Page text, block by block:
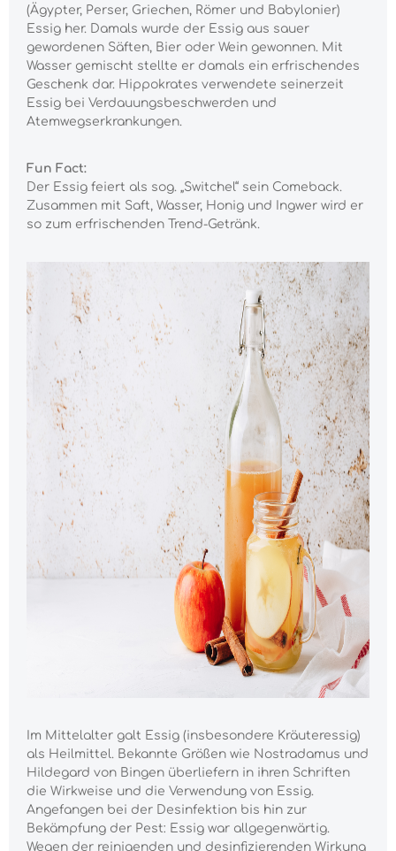
(Ägypter, Perser, Griechen, Römer und Babylonier)
Essig her. Damals wurde der Essig aus sauer
gewordenen Säften, Bier oder Wein gewonnen. Mit
Wasser gemischt stellte er damals ein erfrischendes
Geschenk dar. Hippokrates verwendete seinerzeit
Essig bei Verdauungsbeschwerden und
Atemwegserkrankungen.
Fun Fact:
Der Essig feiert als sog. „Switchel“ sein Comeback.
Zusammen mit Saft, Wasser, Honig und Ingwer wird er
so zum erfrischenden Trend-Getränk.
Im Mittelalter galt Essig (insbesondere Kräuteressig)
als Heilmittel. Bekannte Größen wie Nostradamus und
Hildegard von Bingen überliefern in ihren Schriften
die Wirkweise und die Verwendung von Essig.
Angefangen bei der Desinfektion bis hin zur
Bekämpfung der Pest: Essig war allgegenwärtig.
Wegen der reinigenden und desinfizierenden Wirkung